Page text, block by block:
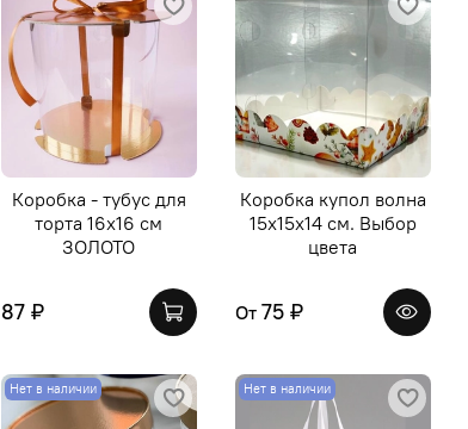
Коробка - тубус для
торта 16х16 см
ЗОЛОТО
87 ₽
Коробка купол волна
15х15х14 см. Выбор
цвета
От 75 ₽
Нет в наличии Нет в наличии